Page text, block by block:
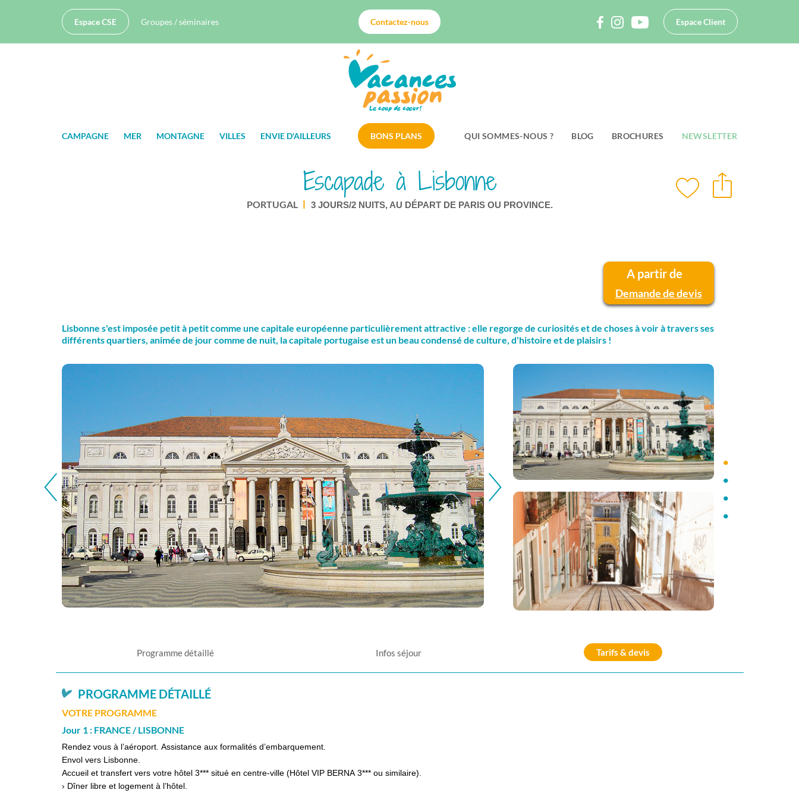
Espace CSE Groupes / séminaires Contactez-nous Espace Client
CAMPAGNE MER MONTAGNE VILLES ENVIE D'AILLEURS BONS PLANS QUI SOMMES-NOUS ? BLOG BROCHURES NEWSLETTER
Escapade à Lisbonne
PORTUGAL 3 JOURS/2 NUITS, AU DÉPART DE PARIS OU PROVINCE.
A partir de
Demande de devis
Lisbonne s'est imposée petit à petit comme une capitale européenne particulièrement attractive : elle regorge de curiosités et de choses à voir à travers ses
différents quartiers, animée de jour comme de nuit, la capitale portugaise est un beau condensé de culture, d'histoire et de plaisirs !
•
•
•
•
Programme détaillé Infos séjour Tarifs & devis
PROGRAMME DÉTAILLÉ
VOTRE PROGRAMME
Jour 1 : FRANCE / LISBONNE
Rendez vous à l’aéroport. Assistance aux formalités d’embarquement.
Envol vers Lisbonne.
Accueil et transfert vers votre hôtel 3*** situé en centre-ville (Hôtel VIP BERNA 3*** ou similaire).
› Dîner libre et logement à l’hôtel.